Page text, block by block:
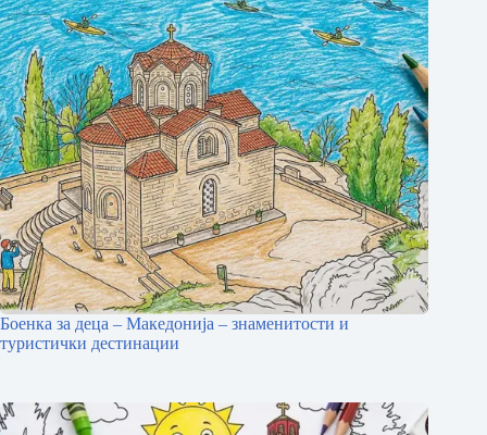
Боенка за деца – Македонија – знаменитости и
туристички дестинации